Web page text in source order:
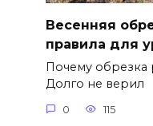
Весенняя
правила для
Почему обрезка
Долго не верил
0 115